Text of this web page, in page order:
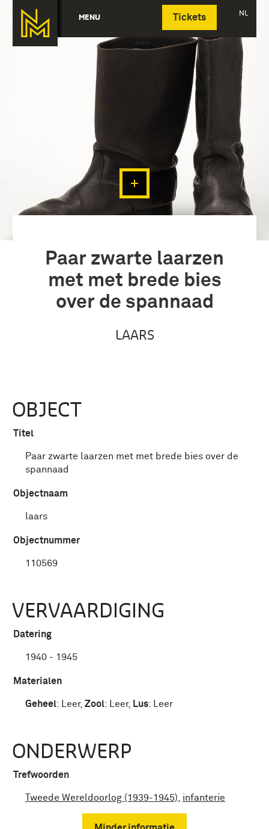
MENU Tickets NL
Deutsch
Paar zwarte laarzen
met met brede bies
over de spannaad
LAARS
OBJECT
Titel
Paar zwarte laarzen met met brede bies over de
spannaad
Objectnaam
laars
Objectnummer
110569
VERVAARDIGING
Datering
1940 - 1945
Materialen
Geheel: Leer, Zool: Leer, Lus: Leer
ONDERWERP
Trefwoorden
Tweede Wereldoorlog (1939-1945) infanterie